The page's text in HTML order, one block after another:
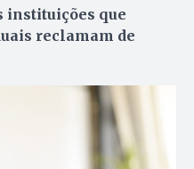
instituições que
reclamam de